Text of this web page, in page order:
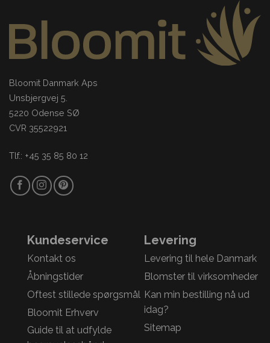
Bloomit Danmark Aps
Unsbjergvej 5.
5220 Odense SØ
CVR 35522921
Tlf.: +45 35 85 80 12
Kundeservice
Kontakt os
Åbningstider
Oftest stillede spørgsmål
Bloomit Erhverv
Guide til at udfylde
Levering
Levering til hele Danmark
Blomster til virksomheder
Kan min bestilling nå ud
idag?
Sitemap